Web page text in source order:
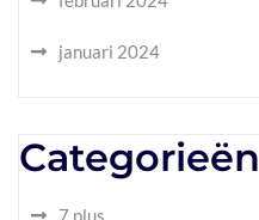
januari 2024
Categorieën
7 plus